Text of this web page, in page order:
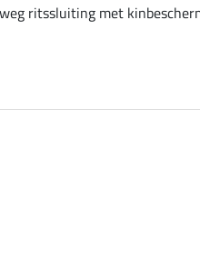
ritssluiting met